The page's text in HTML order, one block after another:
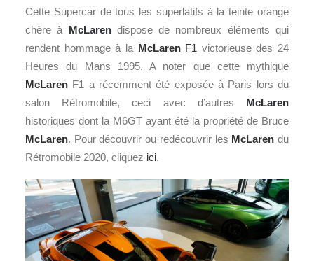
Cette Supercar de tous les superlatifs à la teinte orange
chère à McLarendispose de nombreux éléments qui
rendent hommage à la McLaren F1 victorieuse des 24
Heures du Mans 1995. A noter que cette mythique
McLaren F1 a récemment été exposée à Paris lors du
salon Rétromobile, ceci avec d’autres McLaren
historiques dont la M6GT ayant été la propriété de Bruce
McLaren. Pour découvrir ou redécouvrir les McLaren du
Rétromobile 2020, cliquez ici.